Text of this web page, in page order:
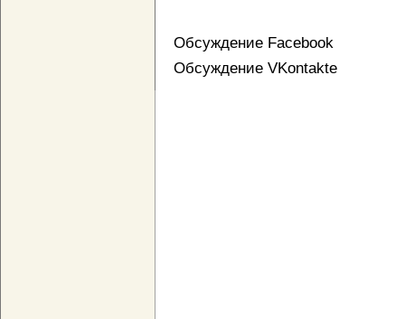
Обсуждение Facebook
Обсуждение VKontakte